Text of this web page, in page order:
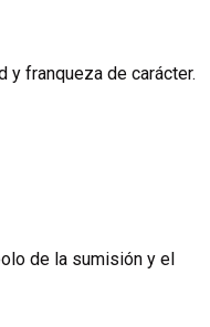
y franqueza de carácter.
de la sumisión y el